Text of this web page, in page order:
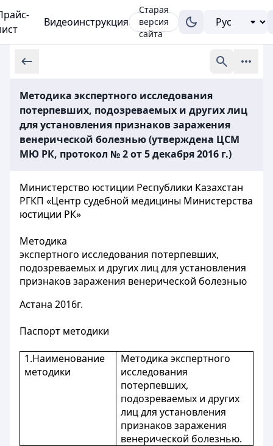
Видеоинструкция
Старая
версия
сайта
Методика экспертного исследования
потерпевших, подозреваемых и других лиц
для установления признаков заражения
венерической болезнью (утверждена ЦСМ
МЮ РК, протокол № 2 от 5 декабря 2016 г.)
Министерство юстиции Республики Казахстан
РГКП «Центр судебной медицины Министерства
юстиции РК»
Методика
экспертного исследования потерпевших,
подозреваемых и других лиц для установления
признаков заражения венерической болезнью
Астана 2016г.
Паспорт методики
1.Наименование
методики
Методика экспертного
исследования
потерпевших,
подозреваемых и других
лиц для установления
признаков заражения
венерической болезнью.